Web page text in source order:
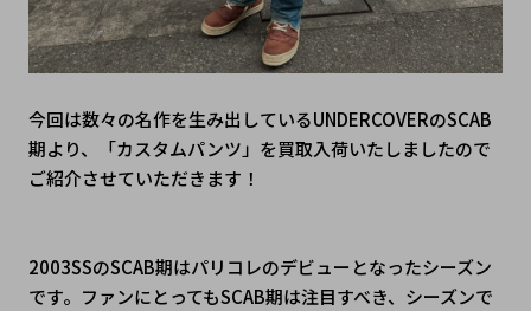
今回は数々の名作を生み出しているUNDERCOVERのSCAB
期より、「カスタムパンツ」を買取入荷いたしましたので
ご紹介させていただきます！
2003SSのSCAB期はパリコレのデビューとなったシーズン
です。ファンにとってもSCAB期は注目すべき、シーズンで